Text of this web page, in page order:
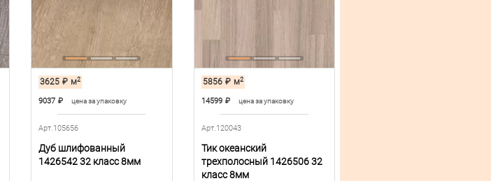
3625 ₽ м2
9037 ₽ цена за упаковку
Арт.105656
Дуб шлифованный
1426542 32 класс 8мм
5856 ₽ м2
14599 ₽ цена за упаковку
Арт.120043
Тик океанский
трехполосный 1426506 32
класс 8мм